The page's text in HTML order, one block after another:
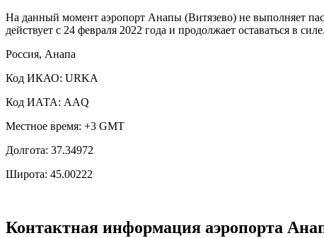
На данный момент аэропорт Анапы (Витязево) не выполняет
действует с 24 февраля 2022 года и продолжает оставаться в
Россия, Анапа
Код ИКАО: URKA
Код ИАТА: AAQ
Местное время: +3 GMT
Долгота: 37.34972
Широта: 45.00222
Контактная информация аэропорта